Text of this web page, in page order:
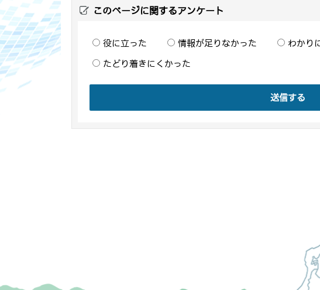
このページに関するアンケート
役に立った 情報が足りなかった わかり
たどり着きにくかった
送信する